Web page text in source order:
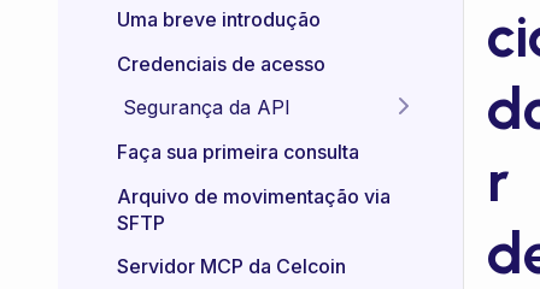
Uma breve introdução
Credenciais de acesso
Segurança da API
Idempotência das APIs
Certificado mTLS
control)
Faça sua primeira consulta
Arquivo de movimentação via
SFTP
Servidor MCP da Celcoin
r